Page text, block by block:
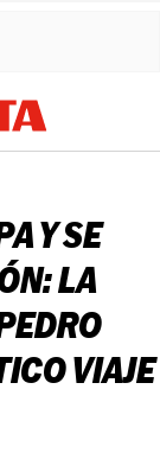
Y SE
LA
VIAJE